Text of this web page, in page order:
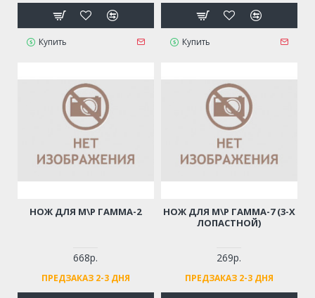
Купить Купить
НОЖ ДЛЯ М\Р ГАММА-2
668р.
ПРЕДЗАКАЗ 2-3 ДНЯ
НОЖ ДЛЯ М\Р ГАММА-7 (3-Х
ЛОПАСТНОЙ)
269р.
ПРЕДЗАКАЗ 2-3 ДНЯ